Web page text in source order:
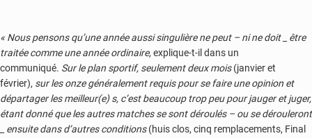
« Nous pensons qu’une année aussi singulière ne peut – ni ne doit _ être
traitée comme une annéeordinaire,explique-t-il dans un
communiqué. Sur le plan sportif, seulement deux mois(janvier et
février), sur les onze généralement requis pour se faire une opinion et
départager les meilleur(e) s, c’est beaucoup trop peu pour jauger et juger,
étant donné que les autres matches se sont déroulés – ou se dérouleront
_ ensuite dans d’autres conditions(huis clos, cinq remplacements, Final